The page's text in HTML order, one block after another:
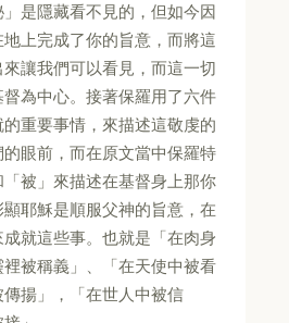
是隱藏看不見的，但如今因
上完成了你的旨意，而將這
讓我們可以看見，而這一切
為中心。接著保羅用了六件
重要事情，來描述這敬虔的
眼前，而在原文當中保羅特
被」來描述在基督身上那你
耶穌是順服父神的旨意，在
就這些事。也就是「在肉身
被稱義」、「在天使中被看
揚」，「在世人中被信